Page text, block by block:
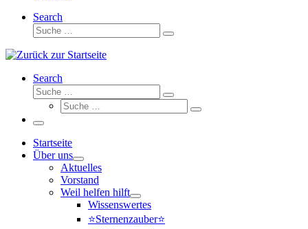
Search
Suche
Suche
Search
Suche
Suche
Suche
Suche
Menü
Startseite
Über uns
Aktuelles
Vorstand
Weil helfen hilft
Wissenswertes
⭐Sternenzauber⭐